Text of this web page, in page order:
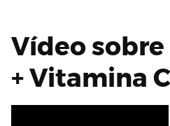
Vídeo
+ Vitamina C